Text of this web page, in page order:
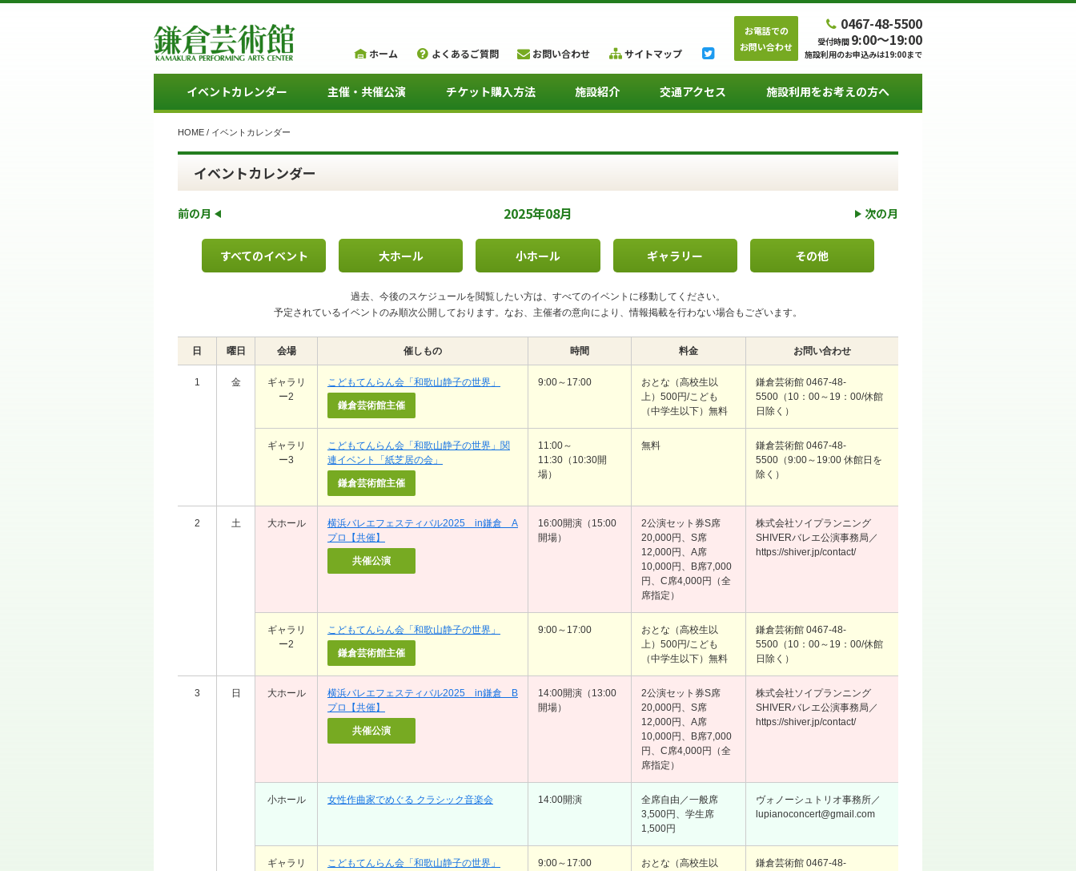
ホーム よくあるご質問 お問い合わせ サイトマップ
お電話での
お問い合わせ
0467-48-5500
受付時間 9:00～19:00
施設利用のお申込みは19:00まで
イベントカレンダー 主催・共催公演 チケット購入方法 施設紹介 交通アクセス 施設利用をお考えの方へ
HOME / イベントカレンダー
イベントカレンダー
前の月 2025年08月 次の月
すべてのイベント 大ホール 小ホール ギャラリー その他
過去、今後のスケジュールを閲覧したい方は、すべてのイベントに移動してください。
予定されているイベントのみ順次公開しております。なお、主催者の意向により、情報掲載を行わない場合もございます。
日 曜日 会場 催しもの 時間 料金 お問い合わせ
1 金
ギャラリ
ー2
こどもてんらん会「和歌山静子の世界」
鎌倉芸術館主催
9:00～17:00
おとな（高校生以
上）500円/こども
（中学生以下）無料
鎌倉芸術館 0467-48-
5500（10：00～19：00/休館
日除く）
ギャラリ
ー3
こどもてんらん会「和歌山静子の世界」関
連イベント「紙芝居の会」
鎌倉芸術館主催
11:00～
11:30（10:30開
場）
無料
鎌倉芸術館 0467-48-
5500（9:00～19:00 休館日を
除く）
2 土 大ホール
横浜バレエフェスティバル2025 in鎌倉 A
プロ【共催】
共催公演
16:00開演（15:00
開場）
2公演セット券S席
20,000円、S席
12,000円、A席
10,000円、B席7,000
円、C席4,000円（全
席指定）
株式会社ソイプランニング
SHIVERバレエ公演事務局／
https://shiver.jp/contact/
ギャラリ
ー2
こどもてんらん会「和歌山静子の世界」
鎌倉芸術館主催
9:00～17:00
おとな（高校生以
上）500円/こども
（中学生以下）無料
鎌倉芸術館 0467-48-
5500（10：00～19：00/休館
日除く）
3 日 大ホール
横浜バレエフェスティバル2025 in鎌倉 B
プロ【共催】
共催公演
14:00開演（13:00
開場）
2公演セット券S席
20,000円、S席
12,000円、A席
10,000円、B席7,000
円、C席4,000円（全
席指定）
株式会社ソイプランニング
SHIVERバレエ公演事務局／
https://shiver.jp/contact/
小ホール 女性作曲家でめぐる クラシック音楽会 14:00開演
全席自由／一般席
3,500円、学生席
1,500円
ヴォノーシュトリオ事務所／
lupianoconcert@gmail.com
ギャラリ
こどもてんらん会「和歌山静子の世界」 9:00～17:00
おとな（高校生以
鎌倉芸術館 0467-48-